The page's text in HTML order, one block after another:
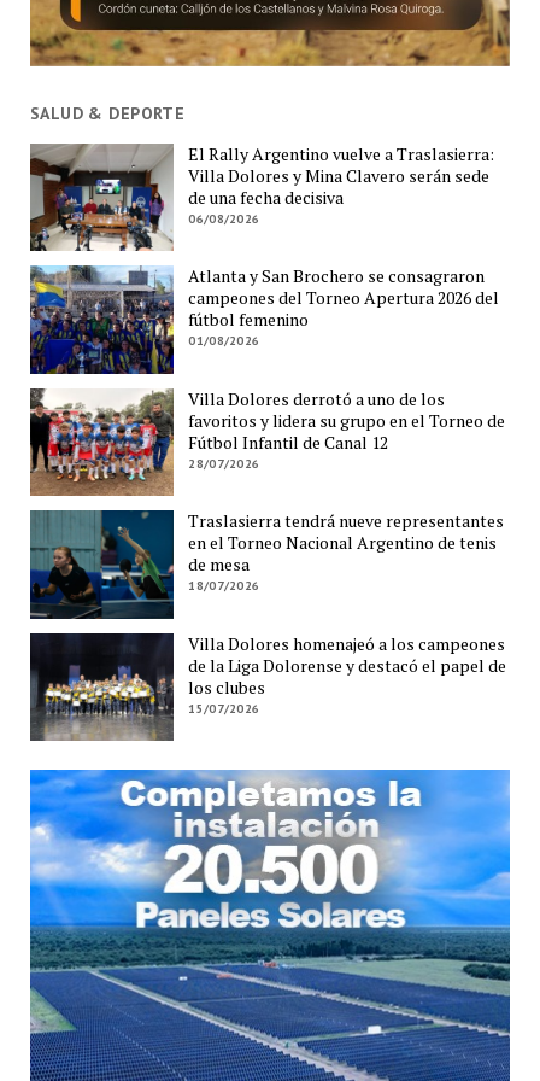
SALUD & DEPORTE
El Rally Argentino vuelve a Traslasierra:
Villa Dolores y Mina Clavero serán sede
de una fecha decisiva
06/08/2026
Atlanta y San Brochero se consagraron
campeones del Torneo Apertura 2026 del
fútbol femenino
01/08/2026
Villa Dolores derrotó a uno de los
favoritos y lidera su grupo en el Torneo de
Fútbol Infantil de Canal 12
28/07/2026
Traslasierra tendrá nueve representantes
en el Torneo Nacional Argentino de tenis
de mesa
18/07/2026
Villa Dolores homenajeó a los campeones
de la Liga Dolorense y destacó el papel de
los clubes
15/07/2026